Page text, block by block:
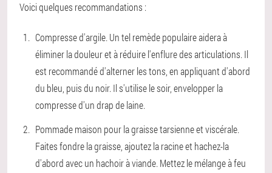
Voici quelques recommandations :
Compresse d'argile. Un tel remède populaire aidera à
éliminer la douleur et à réduire l'enflure des articulations. Il
est recommandé d'alterner les tons, en appliquant d'abord
du bleu, puis du noir. Il s'utilise le soir, envelopper la
compresse d'un drap de laine.
Pommade maison pour la graisse tarsienne et viscérale.
Faites fondre la graisse, ajoutez la racine et hachez-la
d'abord avec un hachoir à viande. Mettez le mélange à feu